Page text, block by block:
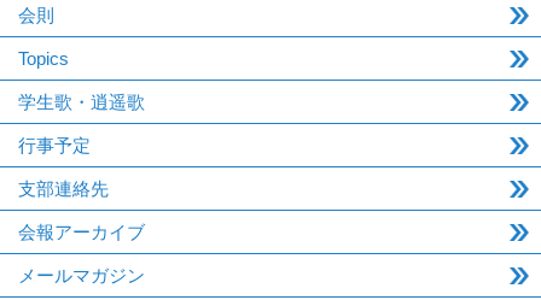
会則
Topics
学生歌・逍遥歌
行事予定
支部連絡先
会報アーカイブ
メールマガジン